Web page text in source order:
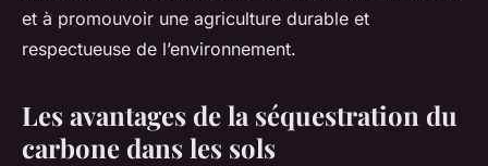
et à promouvoir une agriculture durable et
respectueuse de l’environnement.
Les avantages de la séquestration du
carbone dans les sols